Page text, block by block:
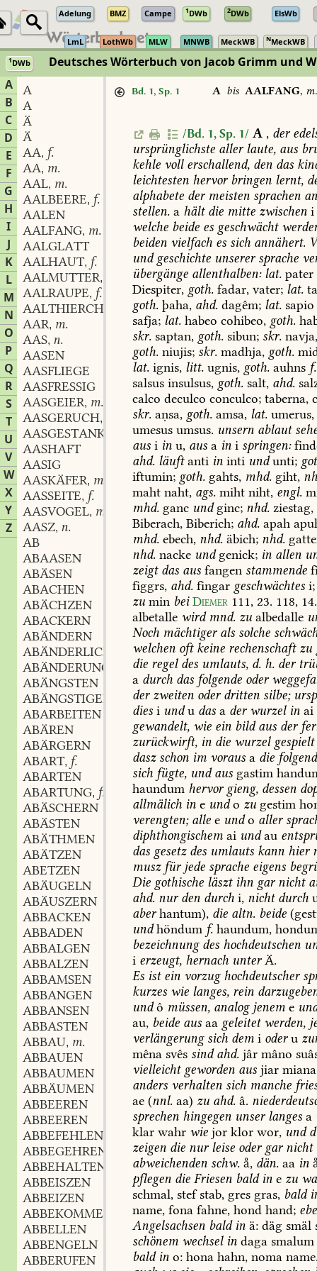
Adelung BMZ Campe 1DWb 2DWb ElsWb
LmL LothWb MLW MNWB MeckWB NMeckWB
1DWb Deutsches Wörterbuch von Jacob Grimm und
A
B
C
D
E
F
G
H
I
J
K
L
M
N
O
P
Q
R
S
T
U
V
W
X
Y
Z
A
A
Ä
Ä
AA, f.
AA, m.
AAL, m.
AALBEERE, f.
AALEN
AALFANG, m.
AALGLATT
AALHAUT, f.
AALMUTTER,
AALRAUPE, f.
AALTHIERCHEN
n.
AAR, m.
AAS, n.
AASEN
AASFLIEGE
AASFRESSIG
AASGEIER, m.
AASGERUCH,
AASGESTANK
AASHAFT
AASIG
AASKÄFER, m.
AASSEITE, f.
AASVOGEL, m.
AASZ, n.
AB
ABAASEN
ABÄSEN
ABACHEN
ABÄCHZEN
ABACKERN
ABÄNDERN
ABÄNDERLICH
ABÄNDERUNG
ABÄNGSTEN
ABÄNGSTIGEN
ABARBEITEN
ABÄREN
ABÄRGERN
ABART, f.
ABARTEN
ABARTUNG, f.
ABÄSCHERN
ABÄSTEN
ABÄTHMEN
ABÄTZEN
ABETZEN
ABÄUGELN
ABÄUSZERN
ABBACKEN
ABBADEN
ABBALGEN
ABBALZEN
ABBAMSEN
ABBANGEN
ABBANSEN
ABBASTEN
ABBAU, m.
ABBAUEN
ABBAUMEN
ABBÄUMEN
ABBEEREN
ABBEEREN
ABBEFEHLEN
ABBEGEHREN
ABBEHALTEN
ABBEISZEN
ABBEIZEN
ABBEKOMMEN
ABBELLEN
ABBENGELN
ABBERUFEN
Bd. 1, Sp. 1 Abis AALFANG, m.
/Bd. 1, Sp. 1/ A , der
ursprünglichste allerlaute, aus
kehle vollerschallend, den das
leichtesten hervorbringen lernt,
alphabete dermeisten sprachen
stellen. a hältdie mitte zwischen i
welche beide es geschwächt
beiden vielfach es sich annähert.
undgeschichte unserersprache
übergänge allenthalben:lat. pater
Diespiter, goth. fadar, vater; lat.
goth. þaha, ahd. dagêm; lat. sapio
safja; lat. habeo cohibeo, goth.
skr. saptan, goth. sibun; skr.
goth. niujis; skr. madhja, goth.
lat. ignis, litt. ugnis, goth. auhns f.
salsus insulsus, goth. salt, ahd.
calco deculco conculco; taberna,
skr. aṇsa, goth. amsa, lat. umerus,
umesus umsus. unsern ablaut
aus i in u, aus a in i springen:
ahd. läuftanti in inti undunti;
iftumin; goth. gahts, mhd. giht,
maht naht, ags. miht niht, engl.
mhd. ganc undginc; nhd. ziestag,
Biberach, Biberich; ahd. apah
mhd. ebech, nhd. äbich; nhd.
nhd. nacke undgenick; in allen
zeigtdas aus fangen stammende
figgrs, ahd. fingar geschwächtes i;
zu min bei Diemer 111, 23. 118, 14.
albetalle wirdmnd. zu albedalle
Noch mächtigerals solche
welchen oftkeine rechenschaftzu
die regeldes umlauts, d. h. der
a durch das folgende oder
derzweiten oderdritten silbe;
dies i undu das a derwurzelin ai
gewandelt, wie ein bildaus der
zurückwirft, in die wurzelgespielt
daszschon im voraus a die
sich fügte, undaus gastim
haundum hervorgieng, dessen
allmälich in e undo zu gestim
verengten;alle e undo aller
diphthongischem ai undau
das gesetzdes umlauts kann hier
muszfürjede sprache eigens
Die gothische läsztihn garnicht
ahd. nurden durch i, nichtdurch
aberhantum), die altn. beide
undhöndum f. haundum,
bezeichnungdes hochdeutschen
i erzeugt, hernach unterÄ.
Es istein vorzughochdeutscher
kurzes wie langes, rein
undô müssen, analogjenem e
au, beide aus aa geleitetwerden,
verlängerungsich dem i oderu
mêna svês sindahd. jâr mâno
vielleichtgeworden aus jiar miana
anders verhalten sich manche
ae (nnl. aa) zu ahd. â.
sprechen hingegen unserlanges a
klar wahr wie jor klor wor, und
zeigen die nurleise odergarnicht
abweichenden schw. , dän. aa in
pflegen die Friesen baldin e zu
schmal, stefstab, gres gras, bald
name, fona fahne, hond hand;
Angelsachsen baldin ä: däg smäl
schönem wechselin daga smalum
baldin o: hona hahn, noma